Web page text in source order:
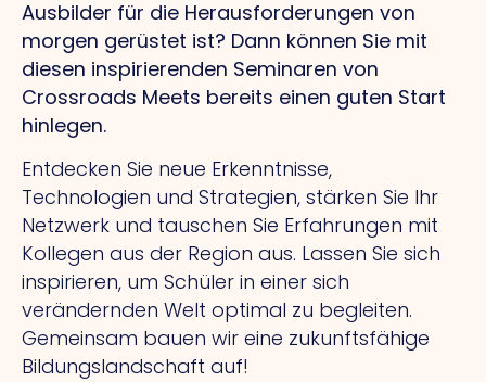
Ausbilder für die Herausforderungen von
morgen gerüstet ist? Dann können Sie mit
diesen inspirierenden Seminaren von
Crossroads Meets bereits einen guten Start
hinlegen.
Entdecken Sie neue Erkenntnisse,
Technologien und Strategien, stärken Sie Ihr
Netzwerk und tauschen Sie Erfahrungen mit
Kollegen aus der Region aus. Lassen Sie sich
inspirieren, um Schüler in einer sich
verändernden Welt optimal zu begleiten.
Gemeinsam bauen wir eine zukunftsfähige
Bildungslandschaft auf!